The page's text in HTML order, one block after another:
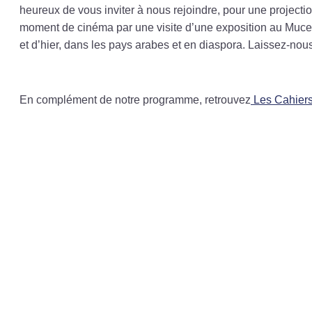
heureux de vous inviter à nous rejoindre, pour une
moment de cinéma par une visite d’une exposition au
et d’hier, dans les pays arabes et en diaspora. Laissez-
En complément de notre programme, retrouvez Les